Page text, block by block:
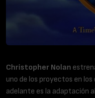
Christopher Nolan
uno de los proyectos en
adelante es la adaptación